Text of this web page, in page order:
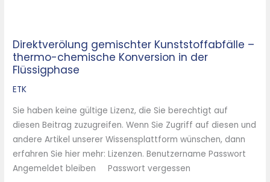
Direktverölung gemischter Kunststoffabfälle –
thermo-chemische Konversion in der
Flüssigphase
ETK
Sie haben keine gültige Lizenz, die Sie berechtigt auf
diesen Beitrag zuzugreifen. Wenn Sie Zugriff auf diesen und
andere Artikel unserer Wissensplattform wünschen, dann
erfahren Sie hier mehr: Lizenzen. Benutzername Passwort
Angemeldet bleiben Passwort vergessen
Direktverölung
gemischter
Kunststoffabfälle
–
chemische
Konversion
in
der
Flüssigphase